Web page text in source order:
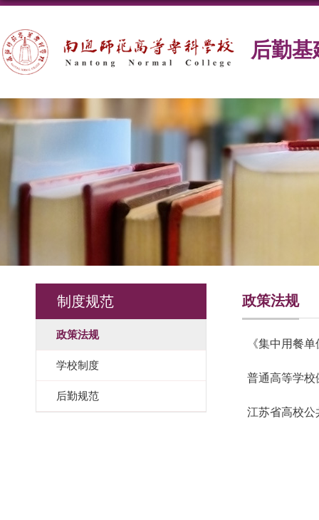
后勤基
制度规范
政策法规
学校制度
后勤规范
政策法规
《集中用餐
普通高等学校
江苏省高校公